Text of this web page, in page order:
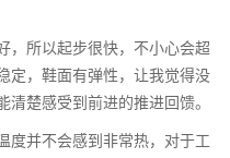
，所以起步很快，不小心会超
定，鞋面有弹性，让我觉得没
楚感受到前进的推进回馈。
度并不会感到非常热，对于工